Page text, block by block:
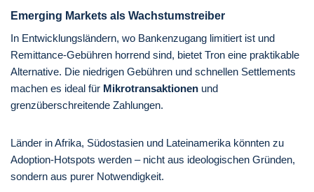
Emerging Markets als Wachstumstreiber
In Entwicklungsländern, wo Bankenzugang limitiert ist und
Remittance-Gebühren horrend sind, bietet Tron eine praktikable
Alternative. Die niedrigen Gebühren und schnellen Settlements
machen es ideal für Mikrotransaktionen und
grenzüberschreitende Zahlungen.
Länder in Afrika, Südostasien und Lateinamerika könnten zu
Adoption-Hotspots werden – nicht aus ideologischen Gründen,
sondern aus purer Notwendigkeit.